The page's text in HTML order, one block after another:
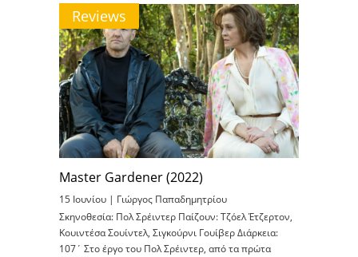
Reviews
Master Gardener (2022)
15 Ιουνίου | Γιώργος Παπαδημητρίου
Σκηνοθεσία: Πολ Σρέιντερ Παίζουν: Τζόελ Έτζερτον,
Κουιντέσα Σουίντελ, Σιγκούρνι Γουίβερ Διάρκεια:
107΄ Στο έργο του Πολ Σρέιντερ, από τα πρώτα